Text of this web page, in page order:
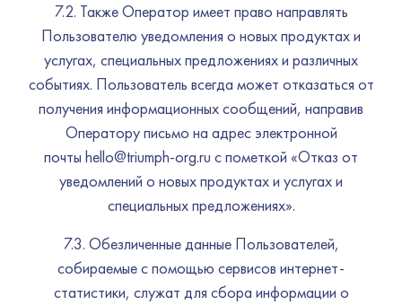
7.2. Также Оператор имеет право направлять
Пользователю уведомления о новых продуктах и
услугах, специальных предложениях и различных
событиях. Пользователь всегда может отказаться от
получения информационных сообщений, направив
Оператору письмо на адрес электронной
почты hello@triumph-org.ru с пометкой «Отказ от
уведомлений о новых продуктах и услугах и
специальных предложениях».
7.3. Обезличенные данные Пользователей,
собираемые с помощью сервисов интернет-
статистики, служат для сбора информации о